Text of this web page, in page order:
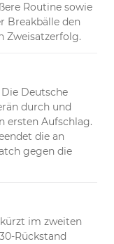
Routine sowie
Breakbälle den
Zweisatzerfolg.
Deutsche
durch und
ersten Aufschlag.
die an
gegen die
im zweiten
Rückstand